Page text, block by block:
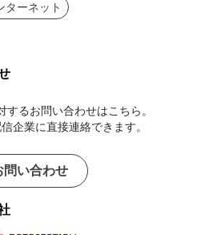
ターネット
するお問い合わせはこちら。
企業に直接連絡できます。
問い合わせ